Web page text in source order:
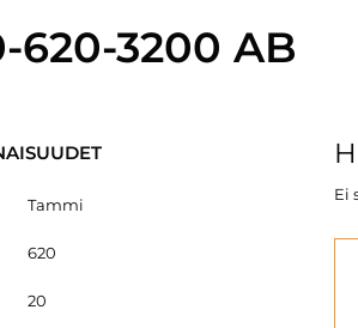
620-3200 AB
Tammi
620
20
Ei